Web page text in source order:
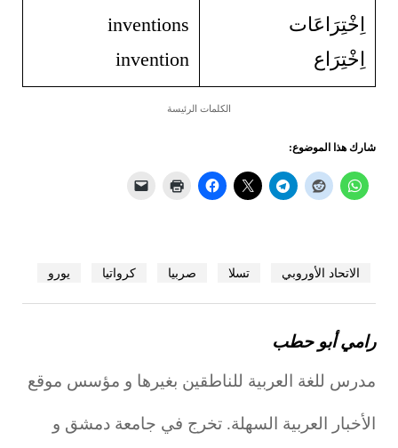
اِخْتِرَاعَات
اِخْتِرَاع
inventions
invention
الكلمات الرئيسة
شارك هذا الموضوع:
الاتحاد الأوروبي تسلا صربيا كرواتيا يورو
رامي أبو حطب
مدرس للغة العربية للناطقين بغيرها و مؤسس موقع
الأخبار العربية السهلة. تخرج في جامعة دمشق و